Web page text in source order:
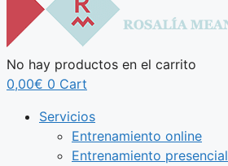
No hay productos en el carrito
0,00€ 0 Cart
Servicios
Entrenamiento online
Entrenamiento presencial